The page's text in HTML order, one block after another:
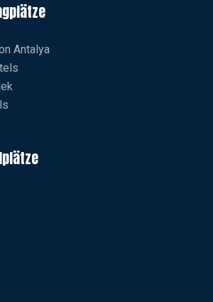
Antalya